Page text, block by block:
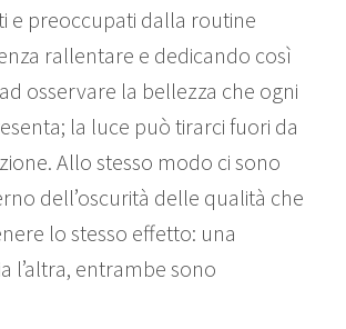
e preoccupati dalla routine
rallentare e dedicando così
osservare la bellezza che ogni
la luce può tirarci fuori da
Allo stesso modo ci sono
dell’oscurità delle qualità che
lo stesso effetto: una
l’altra, entrambe sono